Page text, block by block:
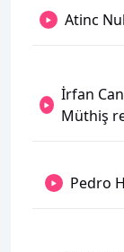
Atinc
İrfan
Müthiş
Pedro